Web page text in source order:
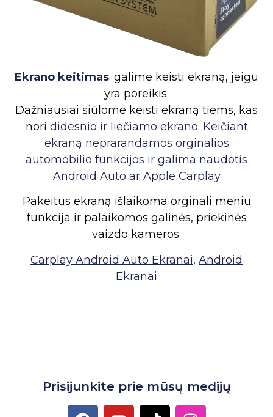
Ekrano keitimas: galime keisti ekraną, jeigu
yra poreikis.
Dažniausiai siūlome keisti ekraną tiems, kas
nori didesnio ir liečiamo ekrano. Keičiant
ekraną neprarandamos orginalios
automobilio funkcijos ir galima naudotis
Android Auto ar Apple Carplay
Pakeitus ekraną išlaikoma orginali meniu
funkcija ir palaikomos galinės, priekinės
vaizdo kameros.
Carplay Android Auto Ekranai, Android
Ekranai
Prisijunkite prie mūsų medijų